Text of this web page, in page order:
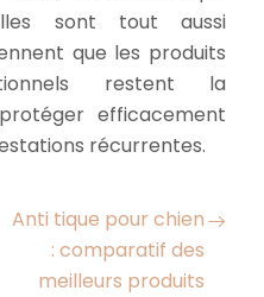
sont tout aussi
que les produits
restent la
efficacement
récurrentes.
Anti tique pour chien
: comparatif des
meilleurs produits